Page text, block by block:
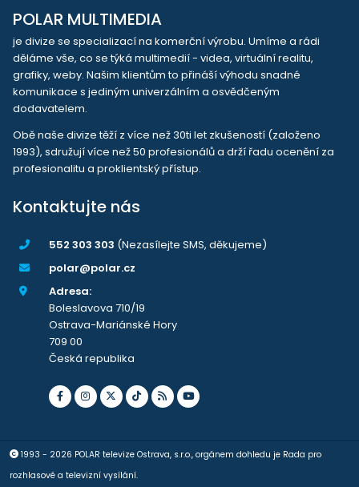
POLAR MULTIMEDIA
je divize se specializací na komerční výrobu. Umíme a rádi
děláme vše, co se týká multimedií - videa, virtuální realitu,
grafiky, weby. Našim klientům to přináší výhodu snadné
komunikace s jediným univerzálním a osvědčeným
dodavatelem.
Obě naše divize těží z více než 30ti let zkušeností (založeno
1993), sdružují více než 50 profesionálů a drží řadu ocenění za
profesionalitu a proklientský přístup.
Kontaktujte nás
552 303 303 (Nezasílejte SMS, děkujeme)
polar@polar.cz
Adresa:
Boleslavova 710/19
Ostrava-Mariánské Hory
709 00
Česká republika
1993 - 2026 POLAR televize Ostrava, s.r.o., orgánem dohledu je Rada pro
rozhlasové a televizní vysílání.